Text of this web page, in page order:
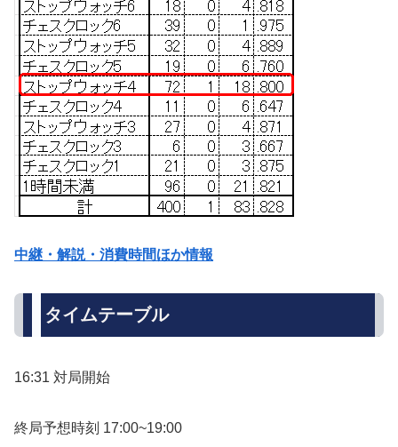
中継・解説・消費時間ほか情報
タイムテーブル
16:31 対局開始
終局予想時刻 17:00~19:00